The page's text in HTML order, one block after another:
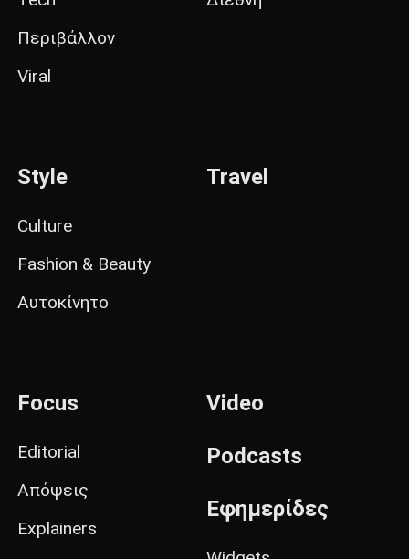
Περιβάλλον
Viral
Style
Culture
Fashion & Beauty
Αυτοκίνητο
Travel
Focus
Editorial
Απόψεις
Explainers
Video
Podcasts
Εφημερίδες